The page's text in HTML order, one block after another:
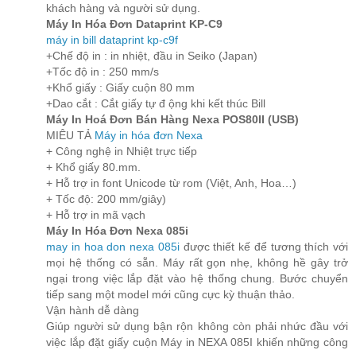
khách hàng và người sử dụng.
Máy In Hóa Đơn Dataprint KP-C9
máy in bill dataprint kp-c9f
+Chế độ in : in nhiệt, đầu in Seiko (Japan)
+Tốc độ in : 250 mm/s
+Khổ giấy : Giấy cuộn 80 mm
+Dao cắt : Cắt giấy tự đ ộng khi kết thúc Bill
Máy In Hoá Đơn Bán Hàng Nexa POS80II (USB)
MIÊU TẢ Máy in hóa đơn Nexa
+ Công nghệ in Nhiệt trực tiếp
+ Khổ giấy 80.mm.
+ Hỗ trợ in font Unicode từ rom (Việt, Anh, Hoa…)
+ Tốc độ: 200 mm/giây)
+ Hỗ trợ in mã vạch
Máy In Hóa Đơn Nexa 085i
may in hoa don nexa 085iđược thiết kế để tương thích với
mọi hệ thống có sẵn. Máy rất gọn nhẹ, không hề gây trở
ngại trong việc lắp đặt vào hệ thống chung. Bước chuyển
tiếp sang một model mới cũng cực kỳ thuận thảo.
Vận hành dễ dàng
Giúp người sử dụng bận rộn không còn phải nhức đầu với
việc lắp đặt giấy cuộn Máy in NEXA 085I khiến những công